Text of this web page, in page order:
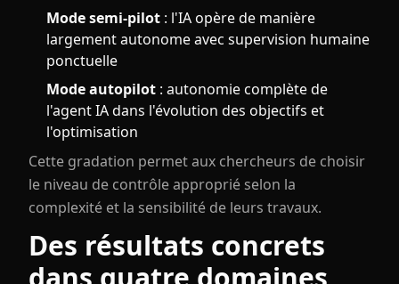
Mode semi-pilot : l'IA opère de manière
largement autonome avec supervision humaine
ponctuelle
Mode autopilot : autonomie complète de
l'agent IA dans l'évolution des objectifs et
l'optimisation
Cette gradation permet aux chercheurs de choisir
le niveau de contrôle approprié selon la
complexité et la sensibilité de leurs travaux.
Des résultats concrets